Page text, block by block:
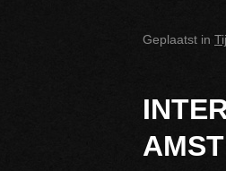
Geplaatst in